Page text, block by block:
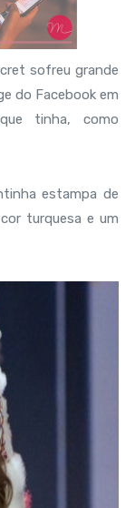
sofreu grande
do Facebook em
tinha, como
estampa de
turquesa e um